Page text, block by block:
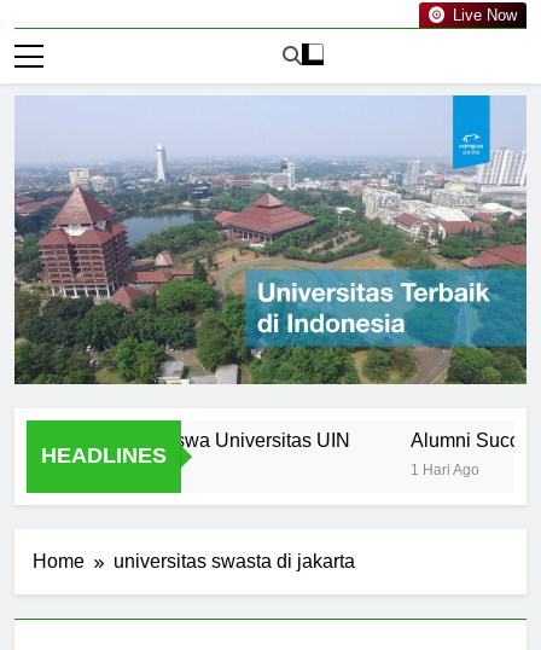
Live Now
HEADLINES
Mahasiswa Universitas UIN Alumni Success
1 Hari Ago
Home universitas swasta di jakarta